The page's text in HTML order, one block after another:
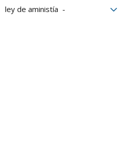
ley de aministía